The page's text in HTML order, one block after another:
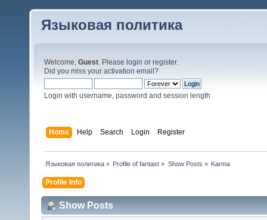
Языковая политика
Welcome, Guest. Please login or register.
Did you miss your activation email ?
Login with username, password and session length
Home Help Search Login Register
Языковая политика» Profile of fantast » Show Posts » Karma
Profile Info
Show Posts